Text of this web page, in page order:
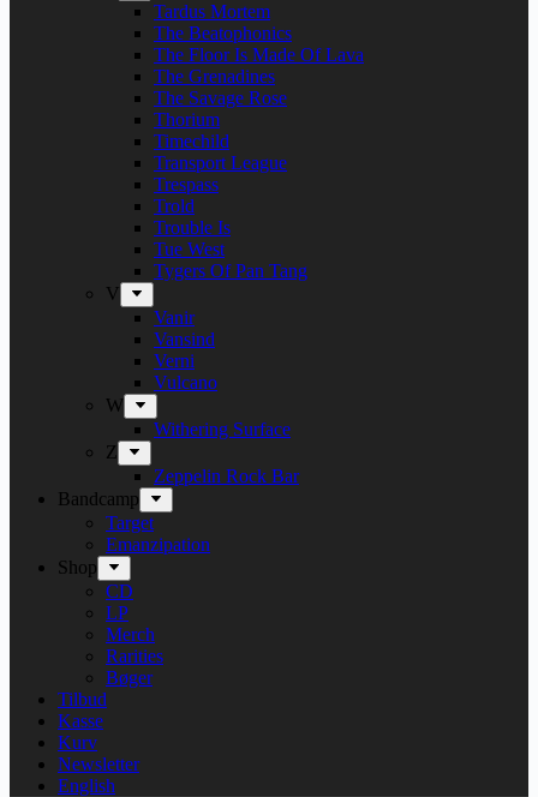
Tardus Mortem
The Beatophonics
The Floor Is Made Of Lava
The Grenadines
The Savage Rose
Thorium
Timechild
Transport League
Trespass
Trold
Trouble Is
Tue West
Tygers Of Pan Tang
V
Vanir
Vansind
Verni
Vulcano
W
Withering Surface
Z
Zeppelin Rock Bar
Bandcamp
Target
Emanzipation
Shop
CD
LP
Merch
Rarities
Bøger
Tilbud
Kasse
Kurv
Newsletter
English